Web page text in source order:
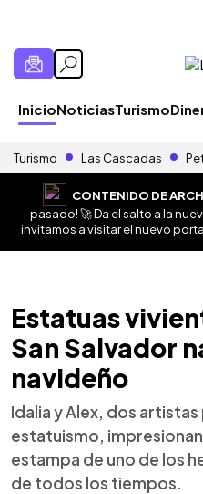
InicioNoticiasTurismo
Turismo Las Cascadas
CONTENIDO DE
pasado! 🚀 Da el salto a la
invitamos a visitar el nuevo
Estatuas
San Salvador
navideño
Idalia y Alex, dos
estatuismo,
estampa de uno de los
de todos los tiempos.